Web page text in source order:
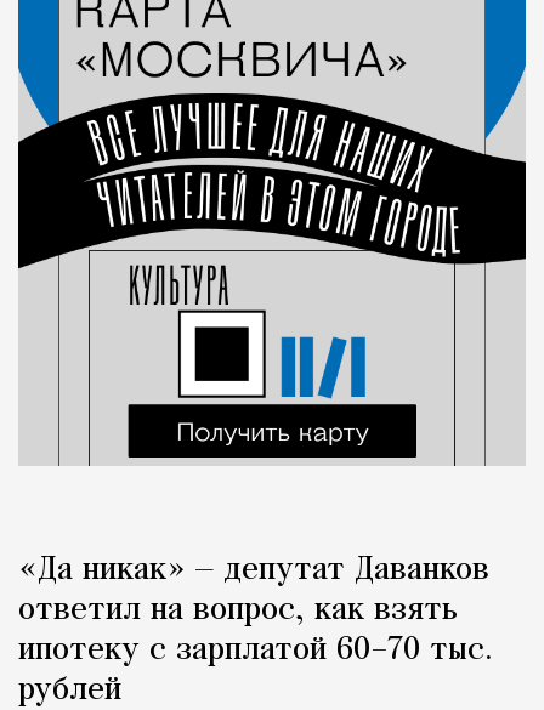
«Да никак» — депутат Даванков
ответил на вопрос, как взять
ипотеку с зарплатой 60–70 тыс.
рублей